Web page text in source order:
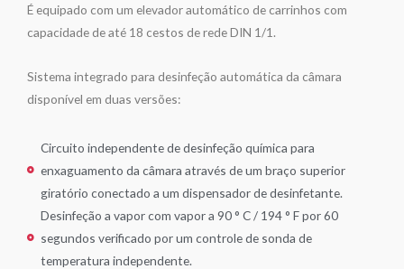
É equipado com um elevador automático de carrinhos com
capacidade de até 18 cestos de rede DIN 1/1.
Sistema integrado para desinfeção automática da câmara
disponível em duas versões:
Circuito independente de desinfeção química para
enxaguamento da câmara através de um braço superior
giratório conectado a um dispensador de desinfetante.
Desinfeção a vapor com vapor a 90 ° C / 194 ° F por 60
segundos verificado por um controle de sonda de
temperatura independente.